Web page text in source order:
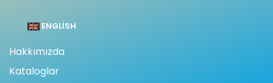
ENGLISH
Hakkımızda
Kataloglar